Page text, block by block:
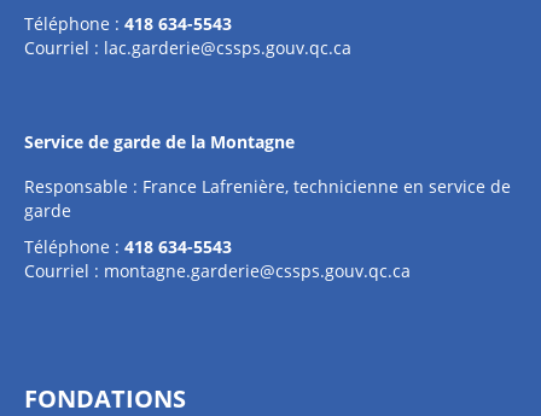
Téléphone : 418 634-5543
Courriel : lac.garderie@cssps.gouv.qc.ca
Service de garde de la Montagne
Responsable : France Lafrenière, technicienne en service de
garde
Téléphone : 418 634-5543
Courriel : montagne.garderie@cssps.gouv.qc.ca
FONDATIONS